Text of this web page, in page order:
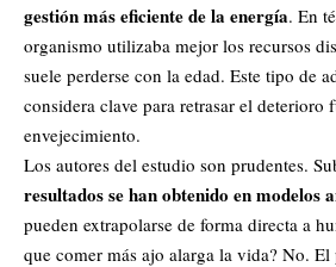
gestión más eficiente de la energía. En
organismo utilizaba mejor los recursos
suele perderse con la edad. Este tipo de
considera clave para retrasar el deterioro
envejecimiento.
Los autores del estudio son prudentes.
resultados se han obtenido en modelos
pueden extrapolarse de forma directa a
que comer más ajo alarga la vida? No.